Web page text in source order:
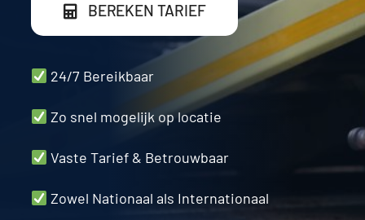
BEREKEN TARIEF
24/7 Bereikbaar
Zo snel mogelijk op locatie
Vaste Tarief & Betrouwbaar
Zowel Nationaal als Internationaal